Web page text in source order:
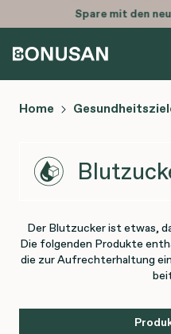
Spare mit den
Home
Der Blutzucker ist etwas,
Die folgenden Produkte
die zur Aufrechterhaltung